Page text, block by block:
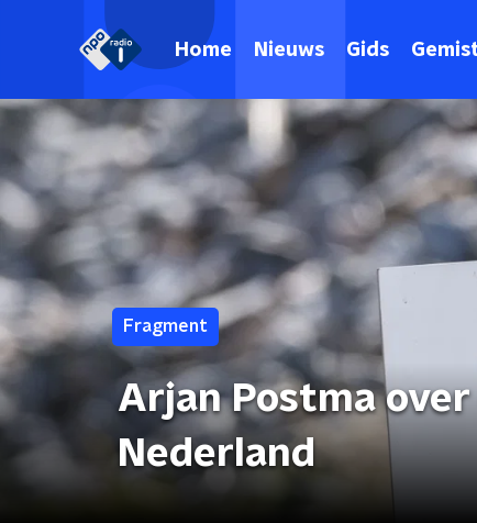
Home Nieuws Gids
Fragment
Arjan Postma
Nederland